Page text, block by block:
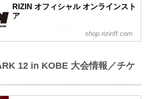
RIZIN オフィシャル オンラインスト
ア
日本の総合格闘技団体「RIZIN（ライジ
ン）」の公式グッズ販売店。大会やイベ
shop.rizinff.com
12 in KOBE 大会情報／チケ